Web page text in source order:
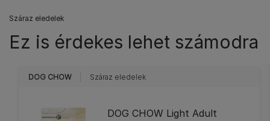
Száraz eledelek
Ez is érdekes lehet számodra
DOG CHOW Száraz eledelek
DOG CHOW Light Adult